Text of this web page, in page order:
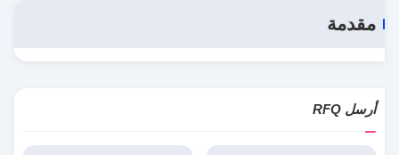
مقدمة
أرسل RFQ